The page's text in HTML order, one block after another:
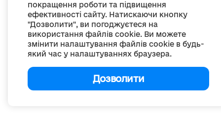
покращення роботи та підвищення
ефективності сайту. Натискаючи кнопку
"Дозволити", ви погоджуєтеся на
використання файлів cookie. Ви можете
змінити налаштування файлів cookie в будь-
який час у налаштуваннях браузера.
Дозволити